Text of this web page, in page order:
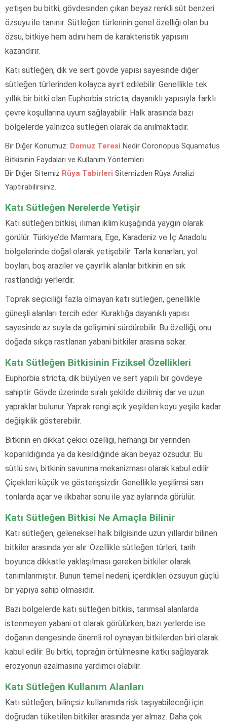
yetişen bu bitki, gövdesinden çıkan beyaz renkli süt benzeri
özsuyu ile tanınır. Sütleğen türlerinin genel özelliği olan bu
özsu, bitkiye hem adını hem de karakteristik yapısını
kazandırır.
Katı sütleğen, dik ve sert gövde yapısı sayesinde diğer
sütleğen türlerinden kolayca ayırt edilebilir. Genellikle tek
yıllık bir bitki olan Euphorbia stricta, dayanıklı yapısıyla farklı
çevre koşullarına uyum sağlayabilir. Halk arasında bazı
bölgelerde yalnızca sütleğen olarak da anılmaktadır.
Bir Diğer Konumuz: Domuz Teresi Nedir Coronopus Squamatus
Bitkisinin Faydaları ve Kullanım Yöntemleri
Bir Diğer Sitemiz Rüya Tabirleri Sitemizden Rüya Analizi
Yaptırabilirsiniz.
Katı Sütleğen Nerelerde Yetişir
Katı sütleğen bitkisi, ılıman iklim kuşağında yaygın olarak
görülür. Türkiye’de Marmara, Ege, Karadeniz ve İç Anadolu
bölgelerinde doğal olarak yetişebilir. Tarla kenarları, yol
boyları, boş araziler ve çayırlık alanlar bitkinin en sık
rastlandığı yerlerdir.
Toprak seçiciliği fazla olmayan katı sütleğen, genellikle
güneşli alanları tercih eder. Kuraklığa dayanıklı yapısı
sayesinde az suyla da gelişimini sürdürebilir. Bu özelliği, onu
doğada sıkça rastlanan yabani bitkiler arasına sokar.
Katı Sütleğen Bitkisinin Fiziksel Özellikleri
Euphorbia stricta, dik büyüyen ve sert yapılı bir gövdeye
sahiptir. Gövde üzerinde sıralı şekilde dizilmiş dar ve uzun
yapraklar bulunur. Yaprak rengi açık yeşilden koyu yeşile kadar
değişiklik gösterebilir.
Bitkinin en dikkat çekici özelliği, herhangi bir yerinden
koparıldığında ya da kesildiğinde akan beyaz özsudur. Bu
sütlü sıvı, bitkinin savunma mekanizması olarak kabul edilir.
Çiçekleri küçük ve gösterişsizdir. Genellikle yeşilimsi sarı
tonlarda açar ve ilkbahar sonu ile yaz aylarında görülür.
Katı Sütleğen Bitkisi Ne Amaçla Bilinir
Katı sütleğen, geleneksel halk bilgisinde uzun yıllardır bilinen
bitkiler arasında yer alır. Özellikle sütleğen türleri, tarih
boyunca dikkatle yaklaşılması gereken bitkiler olarak
tanımlanmıştır. Bunun temel nedeni, içerdikleri özsuyun güçlü
bir yapıya sahip olmasıdır.
Bazı bölgelerde katı sütleğen bitkisi, tarımsal alanlarda
istenmeyen yabani ot olarak görülürken, bazı yerlerde ise
doğanın dengesinde önemli rol oynayan bitkilerden biri olarak
kabul edilir. Bu bitki, toprağın örtülmesine katkı sağlayarak
erozyonun azalmasına yardımcı olabilir.
Katı Sütleğen Kullanım Alanları
Katı sütleğen, bilinçsiz kullanımda risk taşıyabileceği için
doğrudan tüketilen bitkiler arasında yer almaz. Daha çok